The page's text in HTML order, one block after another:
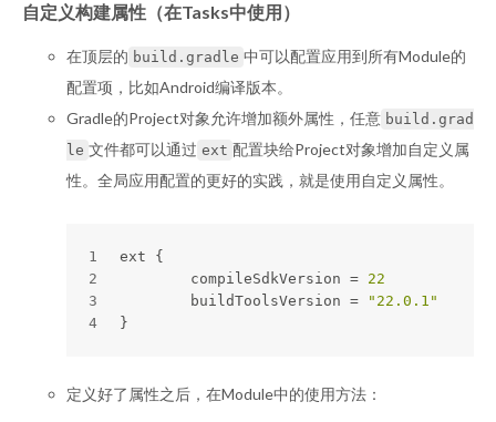
自定义构建属性（在Tasks中使用）
在顶层的 build.gradle 中可以配置应用到所有Module的
配置项，比如Android编译版本。
Gradle的Project对象允许增加额外属性，任意 build.grad
le 文件都可以通过 ext 配置块给Project对象增加自定义属
性。全局应用配置的更好的实践，就是使用自定义属性。
1
2
3
4
ext {
	compileSdkVersion =
22
	buildToolsVersion =
"22.0.1"
}
定义好了属性之后，在Module中的使用方法：